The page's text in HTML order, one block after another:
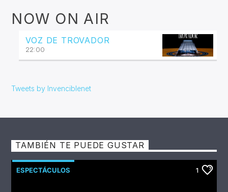
NOW ON AIR
VOZ DE TROVADOR
22:00
Tweets by Invenciblenet
TAMBIÉN TE PUEDE GUSTAR
ESPECTÁCULOS 1